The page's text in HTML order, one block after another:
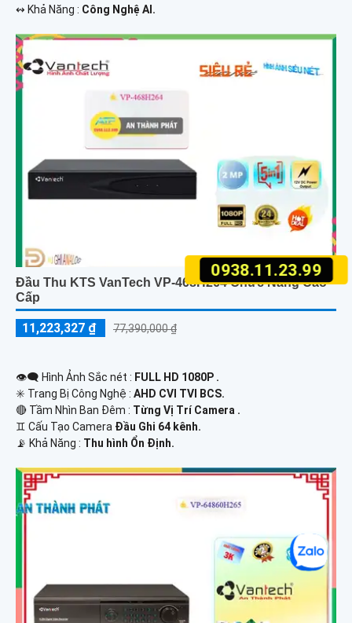
0938.11.23.99
️↭ Khả Năng : Công Nghệ AI.
Đầu Thu KTS VanTech VP-468H264 Chức Năng Cao
Cấp
11,223,327 ₫ 77,390,000 ₫
👁️‍🗨 Hình Ảnh Sắc nét : FULL HD 1080P .
✳️ Trang Bị Công Nghệ : AHD CVI TVI BCS.
🔴 Tầm Nhìn Ban Đêm : Từng Vị Trí Camera .
♊ Cấu Tạo Camera Đầu Ghi 64 kênh.
️📡 Khả Năng : Thu hình Ổn Định.